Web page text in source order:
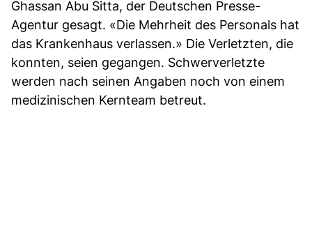
Ghassan Abu Sitta, der Deutschen Presse-
Agentur gesagt. «Die Mehrheit des Personals hat
das Krankenhaus verlassen.» Die Verletzten, die
konnten, seien gegangen. Schwerverletzte
werden nach seinen Angaben noch von einem
medizinischen Kernteam betreut.